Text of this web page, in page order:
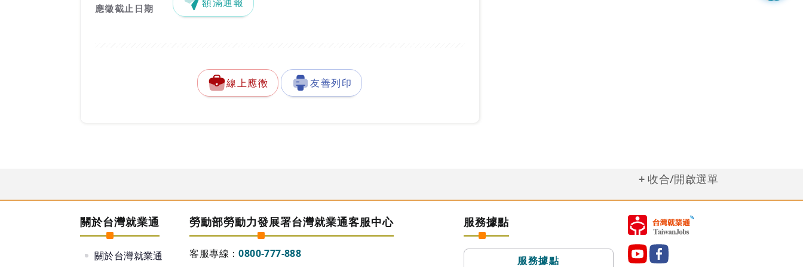
應徵截止日期
線上應徵 友善列印
收合/開啟選單
關於台灣就業通
關於台灣就業通
勞動部勞動力發展署台灣就業通客服中心
客服專線：0800-777-888
服務據點
服務據點